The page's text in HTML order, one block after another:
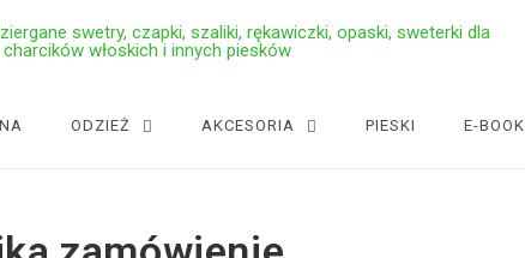
swetry, czapki, szaliki, rękawiczki, opaski, sweterki dla
charcików włoskich i innych piesków
ODZIEŻ AKCESORIA PIESKI E-BOOK